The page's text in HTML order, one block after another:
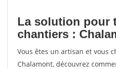
La solution pour
chantiers :
Vous êtes un artisan et vous
Chalamont, découvrez